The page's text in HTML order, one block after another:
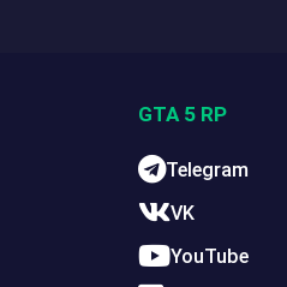
GTA 5 RP
Telegram
VK
YouTube